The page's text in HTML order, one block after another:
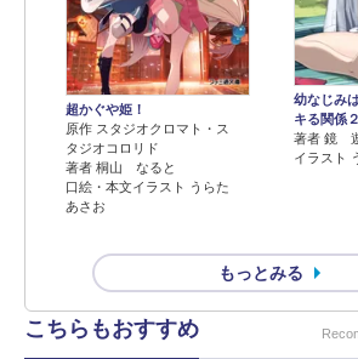
超かぐや姫！
原作 スタジオクロマト・ス
タジオコロリド
著者 桐山 なると
口絵・本文イラスト うらた
あさお
幼なじみ
キる関係２
著者 鏡
イラスト
もっとみる
こちらもおすすめ